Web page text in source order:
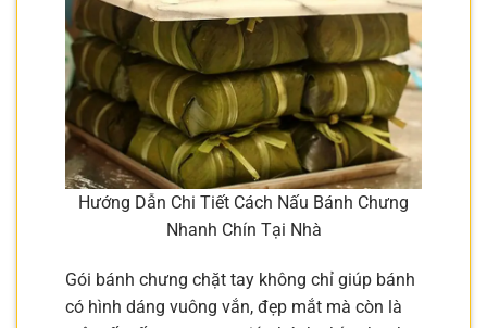
Hướng Dẫn Chi Tiết Cách Nấu Bánh Chưng
Nhanh Chín Tại Nhà
Gói bánh chưng chặt tay không chỉ giúp bánh
có hình dáng vuông vắn, đẹp mắt mà còn là